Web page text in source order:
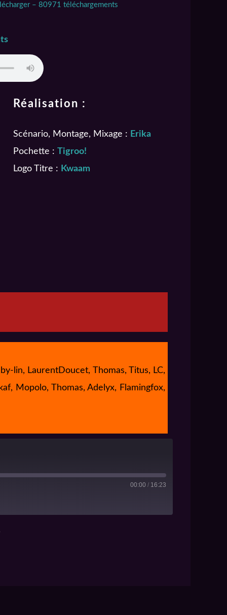
– 80971 téléchargements
Réalisation :
Scénario, Montage, Mixage : Erika
Pochette : Tigroo!
Logo Titre : Kwaam
lin, LaurentDoucet, Thomas, Titus, LC,
Mopolo, Thomas, Adelyx, Flamingfox,
00:00 / 16:23